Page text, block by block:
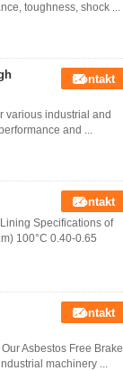
toughness, shock ...
Kontakt
various industrial and
and ...
Kontakt
Specifications of
100°C 0.40-0.65
Kontakt
Asbestos Free Brake
machinery ...